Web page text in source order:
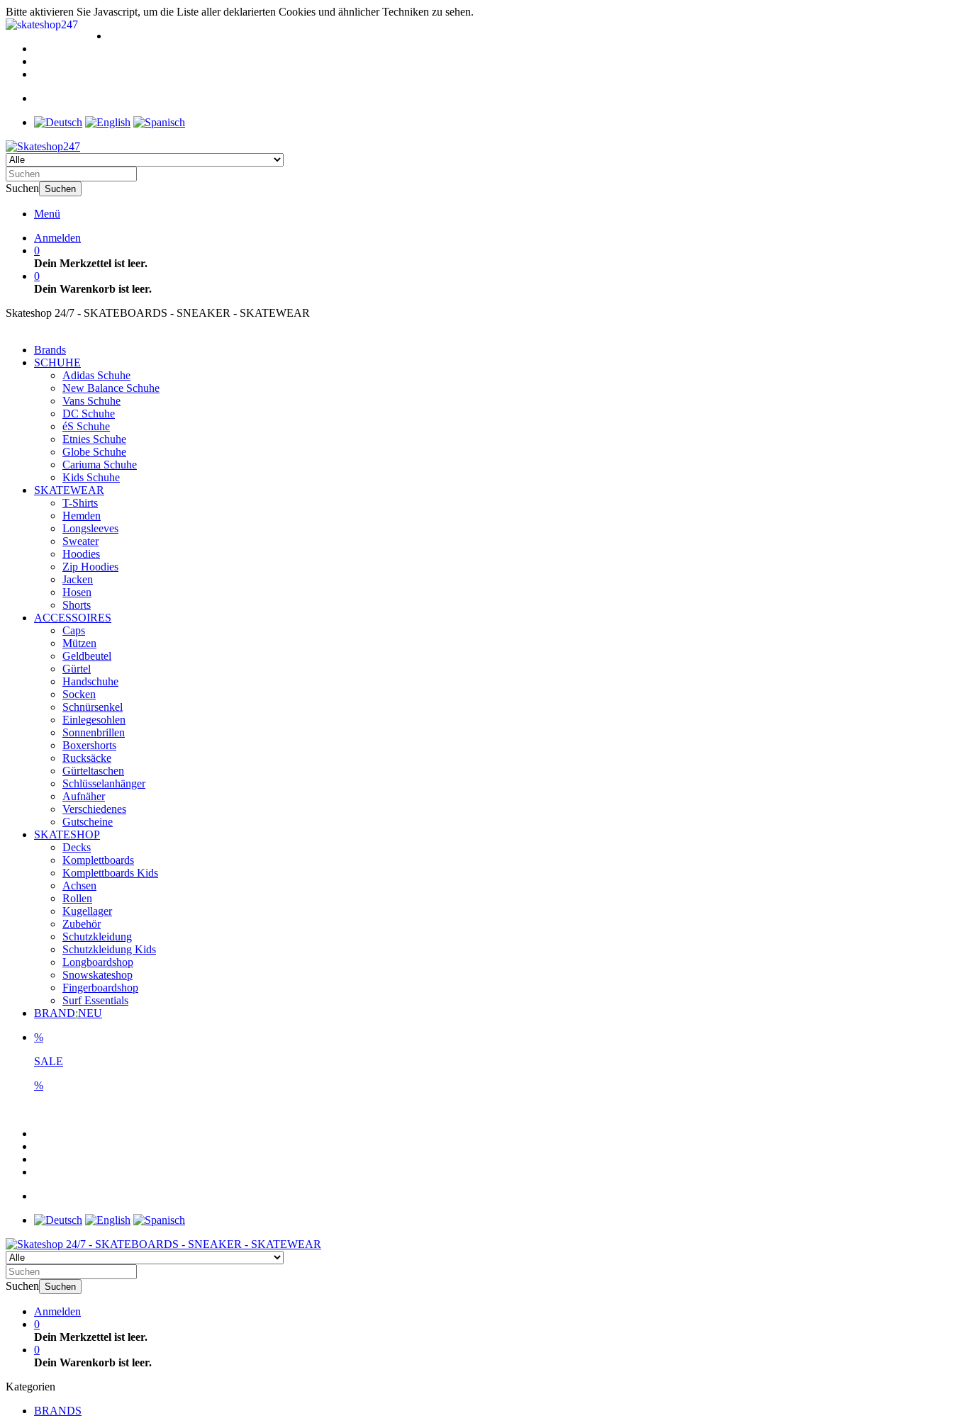
Bitte aktivieren Sie Javascript, um die Liste aller deklarierten Cookies und ähnlicher Techniken zu sehen.
Suchen Suchen
Menü
Anmelden
0
Dein Merkzettel ist leer.
0
Dein Warenkorb ist leer.
Skateshop 24/7 - SKATEBOARDS - SNEAKER - SKATEWEAR
Brands
SCHUHE
Adidas Schuhe
New Balance Schuhe
Vans Schuhe
DC Schuhe
éS Schuhe
Etnies Schuhe
Globe Schuhe
Cariuma Schuhe
Kids Schuhe
SKATEWEAR
T-Shirts
Hemden
Longsleeves
Sweater
Hoodies
Zip Hoodies
Jacken
Hosen
Shorts
ACCESSOIRES
Caps
Mützen
Geldbeutel
Gürtel
Handschuhe
Socken
Schnürsenkel
Einlegesohlen
Sonnenbrillen
Boxershorts
Rucksäcke
Gürteltaschen
Schlüsselanhänger
Aufnäher
Verschiedenes
Gutscheine
SKATESHOP
Decks
Komplettboards
Komplettboards Kids
Achsen
Rollen
Kugellager
Zubehör
Schutzkleidung
Schutzkleidung Kids
Longboardshop
Snowskateshop
Fingerboardshop
Surf Essentials
BRAND:NEU
%
SALE
%
Suchen Suchen
Anmelden
0
Dein Merkzettel ist leer.
0
Dein Warenkorb ist leer.
Kategorien
BRANDS